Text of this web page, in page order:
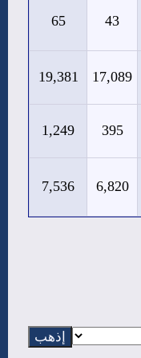
43
65
17,089
19,381
395
1,249
6,820
7,536